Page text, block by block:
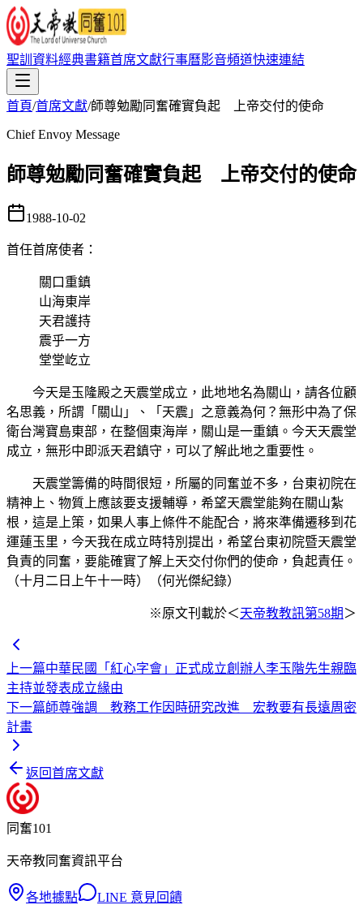
聖訓資料經典書籍首席文獻行事曆影音頻道快速連結
首頁/首席文獻/師尊勉勵同奮確實負起 上帝交付的使命
Chief Envoy Message
師尊勉勵同奮確實負起 上帝交付的使命
1988-10-02
首任首席使者 ：
關口重鎮
山海東岸
天君護持
震乎一方
堂堂屹立
今天是玉隆殿之天震堂成立，此地地名為關山，請各位顧
名思義，所謂「關山」、「天震」之意義為何？無形中為了保
衛台灣寶島東部，在整個東海岸，關山是一重鎮。今天天震堂
成立，無形中即派天君鎮守，可以了解此地之重要性。
天震堂籌備的時間很短，所屬的同奮並不多，台東初院在
精神上、物質上應該要支援輔導，希望天震堂能夠在關山紮
根，這是上策，如果人事上條件不能配合，將來準備遷移到花
運蓮玉里，今天我在成立時特別提出，希望台東初院暨天震堂
負責的同奮，要能確實了解上天交付你們的使命，負起責任。
（十月二日上午十一時）（何光傑紀錄）
※原文刊載於＜天帝教教訊第58期 ＞
上一篇中華民國「紅心字會」正式成立創辦人李玉階先生親臨
主持並發表成立緣由
下一篇師尊強調 教務工作因時研究改進 宏教要有長遠周密
計畫
返回首席文獻
同奮101
天帝教同奮資訊平台
各地據點 LINE 意見回饋